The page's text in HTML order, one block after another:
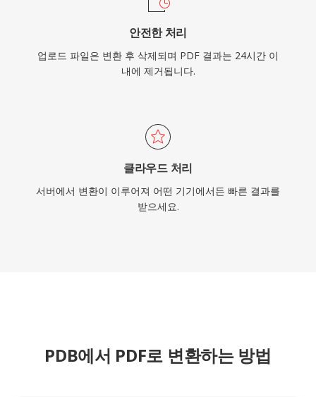
안전한 처리
업로드 파일은 변환 후 삭제되며 PDF 결과는 24시간 이
내에 제거됩니다.
클라우드 처리
서버에서 변환이 이루어져 어떤 기기에서든 빠른 결과를
받으세요.
PDB에서 PDF로 변환하는 방법